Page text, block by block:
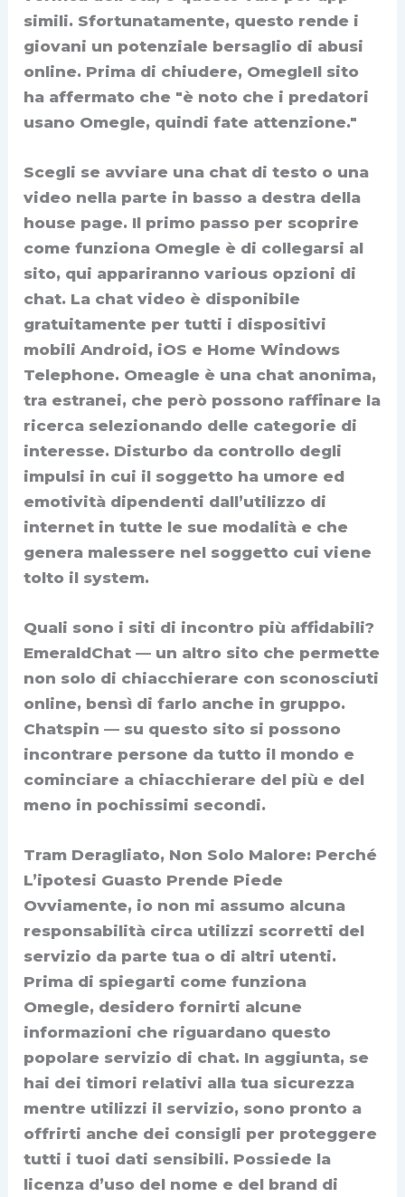
simili. Sfortunatamente, questo rende i
giovani un potenziale bersaglio di abusi
online. Prima di chiudere, OmegleIl sito
ha affermato che "è noto che i predatori
usano Omegle, quindi fate attenzione."
Scegli se avviare una chat di testo o una
video nella parte in basso a destra della
house page. Il primo passo per scoprire
come funziona Omegle è di collegarsi al
sito, qui appariranno various opzioni di
chat. La chat video è disponibile
gratuitamente per tutti i dispositivi
mobili Android, iOS e Home Windows
Telephone. Omeagle è una chat anonima,
tra estranei, che però possono raffinare la
ricerca selezionando delle categorie di
interesse. Disturbo da controllo degli
impulsi in cui il soggetto ha umore ed
emotività dipendenti dall’utilizzo di
internet in tutte le sue modalità e che
genera malessere nel soggetto cui viene
tolto il system.
Quali sono i siti di incontro più affidabili?
EmeraldChat — un altro sito che permette
non solo di chiacchierare con sconosciuti
online, bensì di farlo anche in gruppo.
Chatspin — su questo sito si possono
incontrare persone da tutto il mondo e
cominciare a chiacchierare del più e del
meno in pochissimi secondi.
Tram Deragliato, Non Solo Malore: Perché
L’ipotesi Guasto Prende Piede
Ovviamente, io non mi assumo alcuna
responsabilità circa utilizzi scorretti del
servizio da parte tua o di altri utenti.
Prima di spiegarti come funziona
Omegle, desidero fornirti alcune
informazioni che riguardano questo
popolare servizio di chat. In aggiunta, se
hai dei timori relativi alla tua sicurezza
mentre utilizzi il servizio, sono pronto a
offrirti anche dei consigli per proteggere
tutti i tuoi dati sensibili. Possiede la
licenza d’uso del nome e del brand di